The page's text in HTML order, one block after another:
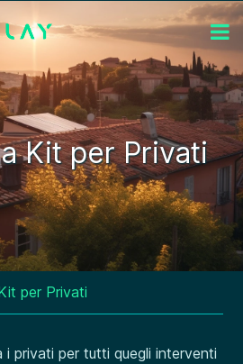
Kit per Privati
per Privati
i privati per tutti quegli interventi